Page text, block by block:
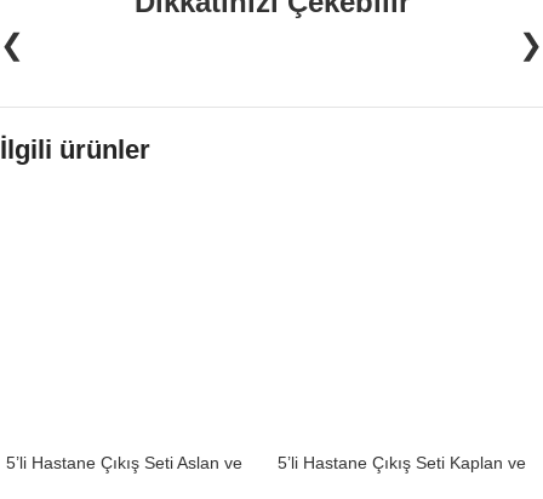
❮ ❯
İlgili ürünler
5’li Hastane Çıkış Seti Aslan ve
5’li Hastane Çıkış Seti Kaplan ve